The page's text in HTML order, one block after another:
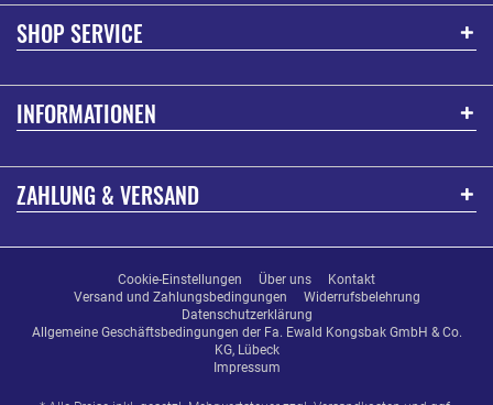
SHOP SERVICE
INFORMATIONEN
ZAHLUNG & VERSAND
Cookie-Einstellungen Über uns
Kontakt
Versand und Zahlungsbedingungen
Widerrufsbelehrung
Datenschutzerklärung
Allgemeine Geschäftsbedingungen der Fa. Ewald Kongsbak GmbH & Co.
KG, Lübeck
Impressum